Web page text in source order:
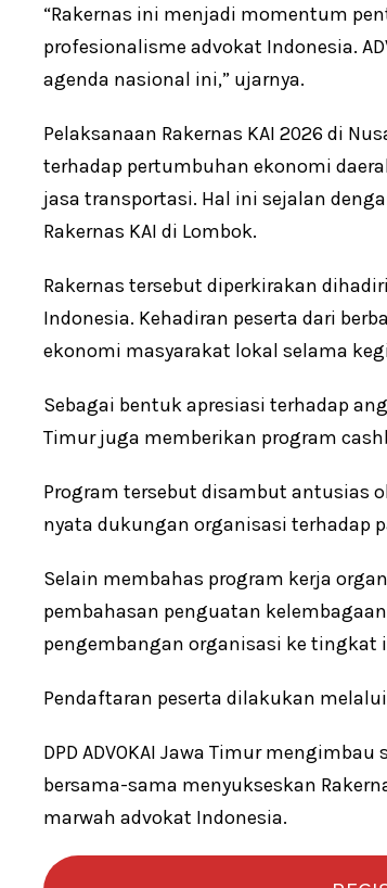
“Rakernas ini menjadi momentum
profesionalisme advokat Indonesia.
agenda nasional ini,” ujarnya.
Pelaksanaan Rakernas KAI 2026 di
terhadap pertumbuhan ekonomi
jasa transportasi. Hal ini sejalan
Rakernas KAI di Lombok.
Rakernas tersebut diperkirakan
Indonesia. Kehadiran peserta dari
ekonomi masyarakat lokal selama
Sebagai bentuk apresiasi terhadap
Timur juga memberikan program
Program tersebut disambut antusias
nyata dukungan organisasi terhadap
Selain membahas program kerja
pembahasan penguatan
pengembangan organisasi ke tingkat
Pendaftaran peserta dilakukan melalui
DPD ADVOKAI Jawa Timur
bersama-sama menyukseskan
marwah advokat Indonesia.